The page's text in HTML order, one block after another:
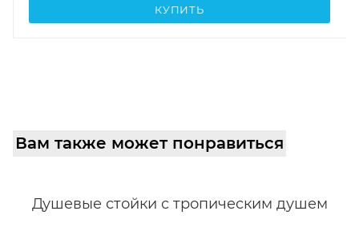
КУПИТЬ
Вам также может понравиться
Душевые стойки с тропическим душем